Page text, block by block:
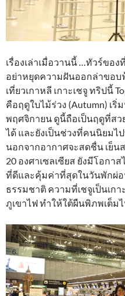
เรื่องเล่าเมื่อวานนี้ …ทัวร์ขอ
อย่าหยุดความฝันออกล่าขอบ
เที่ยวเกาหลี เกาะเชจู ทริปนี้
คือฤดูใบไม้ร่วง (Autumn) เ
พฤศจิกายน ดูนี้ถือเป็นฤดูที่สว
ได้ และยังเป็นช่วงที่คนนิยมไ
นอกจากอากาศจะสดชื่น เย็
20 องศาเซลเซียส ยังมีโอกา
ที่ดีและคุ้มค่าที่สุดในวันพักผ่
ธรรมชาติ ความที่เชจูเป็นเกา
ภูเขาไฟ ทำให้ใต้ผืนพิภพเต็ม